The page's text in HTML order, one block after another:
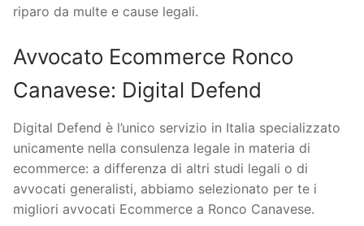
riparo da multe e cause legali.
Avvocato Ecommerce Ronco
Canavese: Digital Defend
Digital Defend è l’unico servizio in Italia specializzato
unicamente nella consulenza legale in materia di
ecommerce: a differenza di altri studi legali o di
avvocati generalisti, abbiamo selezionato per te i
migliori avvocati Ecommerce a Ronco Canavese.